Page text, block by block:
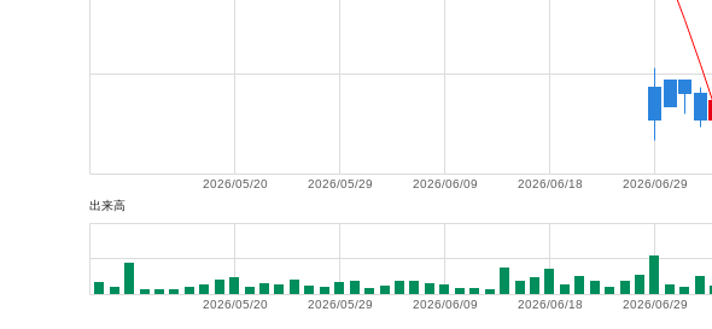
2026/06/29
2026/06/18
2026/06/09
2026/05/29
2026/05/20
出来高
2026/06/29
2026/06/18
2026/06/09
2026/05/29
2026/05/20